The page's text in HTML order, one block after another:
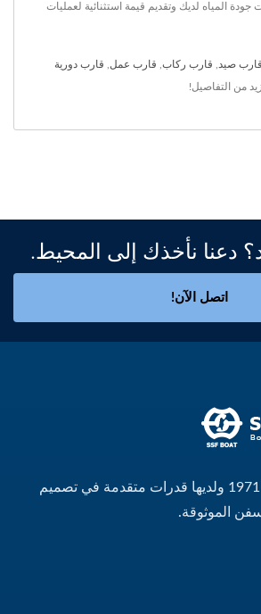
المياه لديك وتقديم قيمة استثنائية لعمليات
قارب صيد قارب ركاب قارب عمل قارب دورية
من التفاصيل!
دعنا نأخذك إلى المحيط.
اتصل الآن!
تأسست SSF في عام 1971 ولديها قدرات متقدمة في تصميم
الموثوقة.